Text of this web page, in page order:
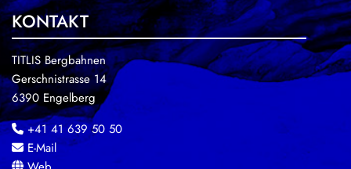
KONTAKT
TITLIS Bergbahnen
Gerschnistrasse 14
6390 Engelberg
+41 41 639 50 50
E-Mail